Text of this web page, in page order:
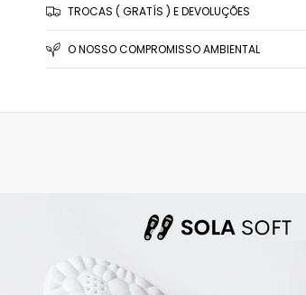
TROCAS ( GRATÍS ) E DEVOLUÇÕES
O NOSSO COMPROMISSO AMBIENTAL